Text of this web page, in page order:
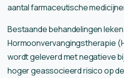
aantal farmaceutische
Bestaande behandelingen
Hormoonvervangingstherapie
wordt geleverd met negatieve
hoger geassocieerd risico op